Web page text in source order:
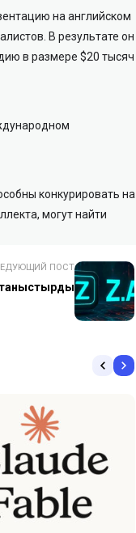
на английском
В результате он
в размере $20 тысяч
конкурировать на
могут найти
ПОСТ
таныстырды